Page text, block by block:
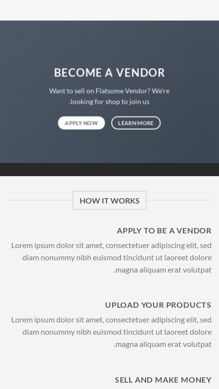
BECOME A VENDOR
Want to sell on Flatsome Vendor? We’re
looking for shop to join us.
LEARN MORE
APPLY NOW
HOW IT WORKS
APPLY TO BE A VENDOR
Lorem ipsum dolor sit amet, consectetuer adipiscing elit, sed
diam nonummy nibh euismod tincidunt ut laoreet dolore
magna aliquam erat volutpat.
UPLOAD YOUR PRODUCTS
Lorem ipsum dolor sit amet, consectetuer adipiscing elit, sed
diam nonummy nibh euismod tincidunt ut laoreet dolore
magna aliquam erat volutpat.
SELL AND MAKE MONEY